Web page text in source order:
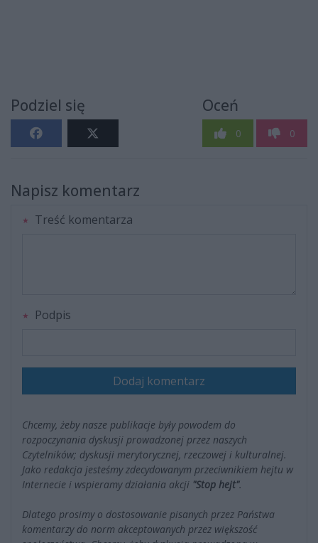
Podziel się Oceń
0 0
Napisz komentarz
Treść komentarza
Podpis
Dodaj komentarz
Chcemy, żeby nasze publikacje były powodem do
rozpoczynania dyskusji prowadzonej przez naszych
Czytelników; dyskusji merytorycznej, rzeczowej i kulturalnej.
Jako redakcja jesteśmy zdecydowanym przeciwnikiem hejtu w
Internecie i wspieramy działania akcji "Stop hejt".
Dlatego prosimy o dostosowanie pisanych przez Państwa
komentarzy do norm akceptowanych przez większość